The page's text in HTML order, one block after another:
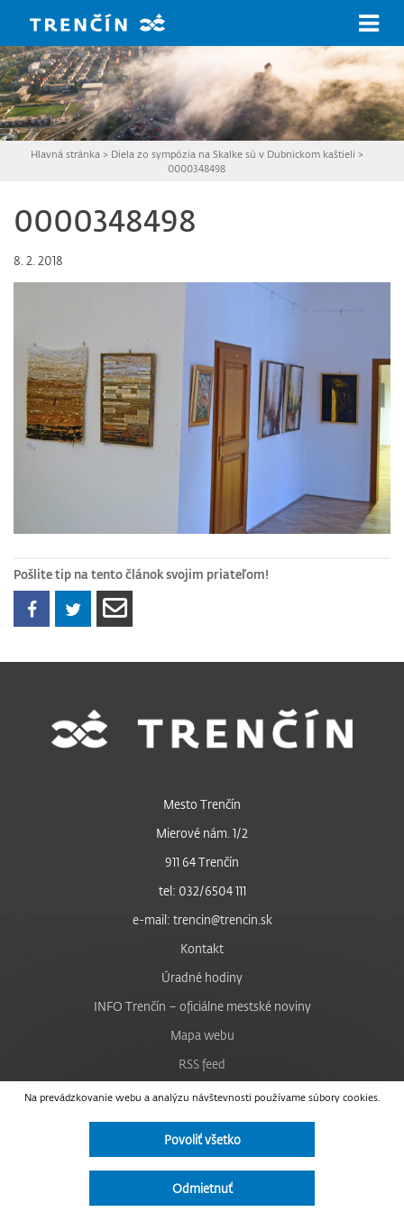
Hlavná stránka > Diela zo sympózia na Skalke sú v Dubnickom kaštieli >
0000348498
0000348498
8. 2. 2018
Pošlite tip na tento článok svojim priateľom!
Na prevádzkovanie webu a analýzu návštevnosti používame súbory cookies.
Povoliť všetko
Odmietnuť
Mesto Trenčín
Mierové nám. 1/2
911 64 Trenčín
tel: 032/6504 111
e-mail: trencin@trencin.sk
Kontakt
Úradné hodiny
INFO Trenčín – oficiálne mestské noviny
Mapa webu
RSS feed
Nastavenie cookies
Facebook
Instagram
Vyhlásenie o prístupnosti